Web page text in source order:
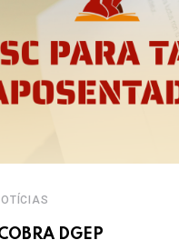
DGEP